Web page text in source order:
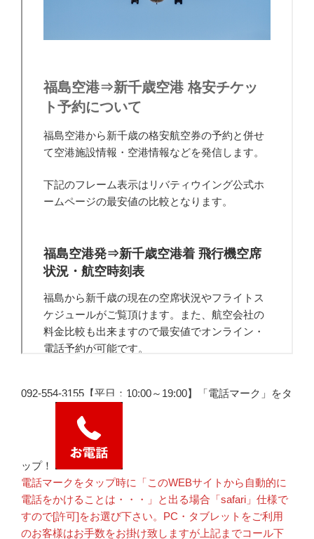
092-554-3155【平日：10:00～19:00】「電話マーク」をタ
ップ！
電話マークをタップ時に「このWEBサイトから自動的に
電話をかけることは・・・」と出る場合「safari」仕様で
すので[許可]をお選び下さい。PC・タブレットをご利用
のお客様はお手数をお掛け致しますが上記までコール下